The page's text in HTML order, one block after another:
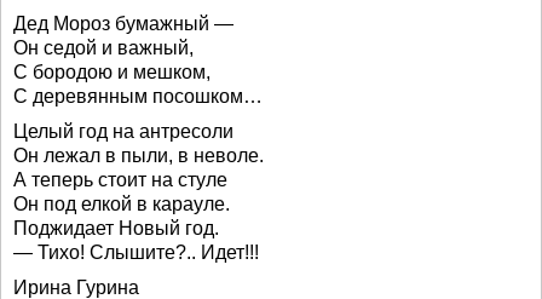
Дед Мороз бумажный —
Он седой и важный,
С бородою и мешком,
С деревянным посошком…
Целый год на антресоли
Он лежал в пыли, в неволе.
А теперь стоит на стуле
Он под елкой в карауле.
Поджидает Новый год.
— Тихо! Слышите?.. Идет!!!
Ирина Гурина